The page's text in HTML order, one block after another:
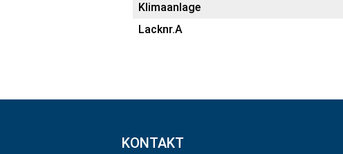
Klimaanlage
Lacknr.A
KONTAKT